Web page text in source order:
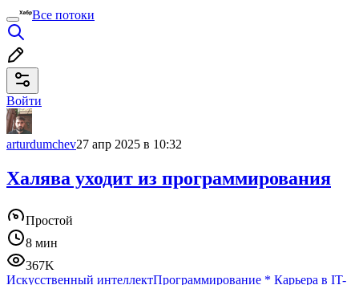
Все потоки
Войти
arturdumchev27 апр 2025 в 10:32
Халява уходит из программирования
Простой
8 мин
367K
Искусственный интеллектПрограммирование * Карьера в IT-